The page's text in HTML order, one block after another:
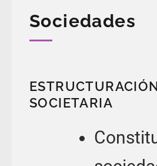
Sociedades
SOCIETARIA